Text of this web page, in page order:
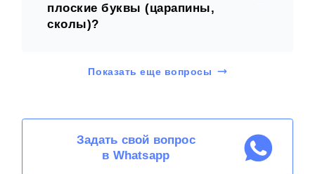
плоские буквы (царапины,
сколы)?
Показать еще вопросы
Задать свой вопрос
в Whatsapp